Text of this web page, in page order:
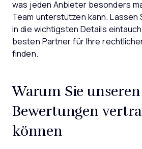
was jeden Anbieter besonders
Team unterstützen kann. Lassen
in die wichtigsten Details
besten Partner für Ihre
finden.
Warum Sie unseren
Bewertungen
können